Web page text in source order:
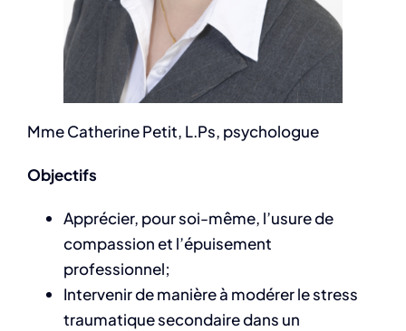
Mme Catherine Petit, L.Ps, psychologue
Objectifs
Apprécier, pour soi-même, l’usure de
compassion et l’épuisement
professionnel;
Intervenir de manière à modérer le stress
traumatique secondaire dans un